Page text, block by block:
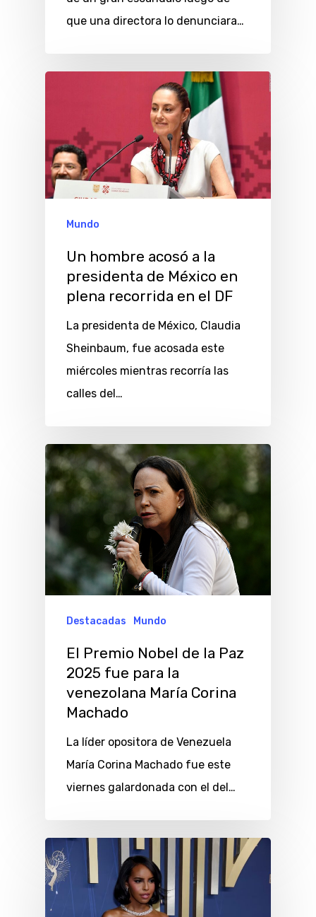
que una directora lo denunciara…
Mundo
Un hombre acosó a la
presidenta de México en
plena recorrida en el DF
La presidenta de México, Claudia
Sheinbaum, fue acosada este
miércoles mientras recorría las
calles del…
Destacadas Mundo
El Premio Nobel de la Paz
2025 fue para la
venezolana María Corina
Machado
La líder opositora de Venezuela
María Corina Machado fue este
viernes galardonada con el del…